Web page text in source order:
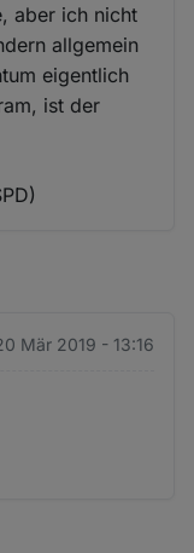
aber ich nicht
allgemein
eigentlich
ist der
Mär 2019 - 13:16